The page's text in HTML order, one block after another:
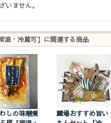
いません。
温・冷蔵可】に関連する商品
しの味噌煮
鱈場おすすめ旨い